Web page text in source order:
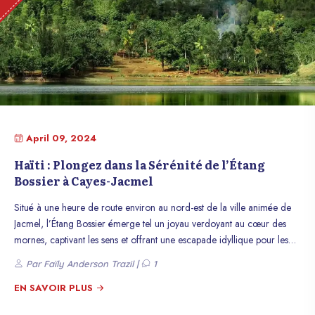
April 09, 2024
Haïti : Plongez dans la Sérénité de l’Étang
Bossier à Cayes-Jacmel
Situé à une heure de route environ au nord-est de la ville animée de
Jacmel, l’Étang Bossier émerge tel un joyau verdoyant au cœur des
mornes, captivant les sens et offrant une escapade idyllique pour les
amateurs de nature et d’aventure. Ce sanctuaire naturel, ancré dans la
communauté pittoresque de Bossier, constitue une destination de choix
pour les voyageurs en quête de découvertes authentiques et de
Par Faïly Anderson Trazil | 1
EN SAVOIR PLUS